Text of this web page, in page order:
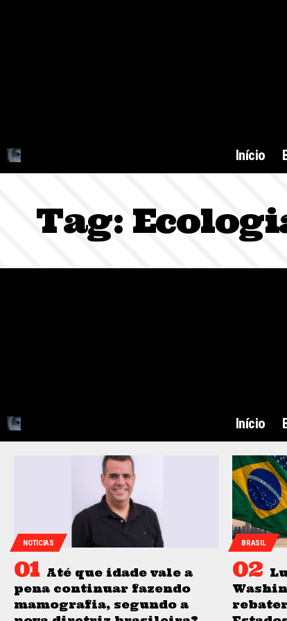
Início
Tag:
Início
NOTICIAS
Até que idade vale a
pena continuar fazendo
mamografia, segundo a
BRASIL